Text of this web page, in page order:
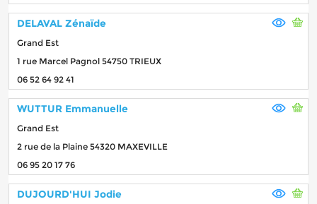
DELAVAL Zénaïde
Grand Est
1 rue Marcel Pagnol 54750 TRIEUX
06 52 64 92 41
WUTTUR Emmanuelle
Grand Est
2 rue de la Plaine 54320 MAXEVILLE
06 95 20 17 76
DUJOURD'HUI Jodie